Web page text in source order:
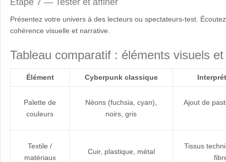
Étape 7 — Tester et affiner
Présentez votre univers à des lecteurs ou spectateurs-test.
cohérence visuelle et narrative.
Tableau comparatif : éléments visuels
Élément Cyberpunk classique
Palette de
couleurs
Néons (fuchsia, cyan),
noirs, gris
Ajout de
Textile /
matériaux
Cuir, plastique, métal
Tissus